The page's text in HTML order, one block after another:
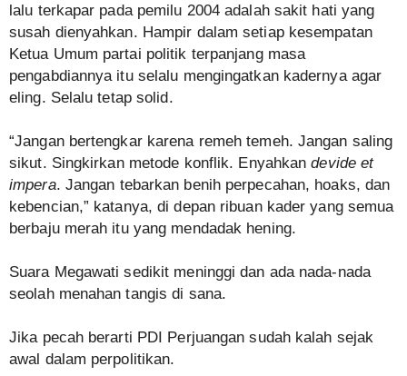
lalu terkapar pada pemilu 2004 adalah sakit hati yang
susah dienyahkan. Hampir dalam setiap kesempatan
Ketua Umum partai politik terpanjang masa
pengabdiannya itu selalu mengingatkan kadernya agar
eling. Selalu tetap solid.
“Jangan bertengkar karena remeh temeh. Jangan saling
sikut. Singkirkan metode konflik. Enyahkandevide et
impera. Jangan tebarkan benih perpecahan, hoaks, dan
kebencian,” katanya, di depan ribuan kader yang semua
berbaju merah itu yang mendadak hening.
Suara Megawati sedikit meninggi dan ada nada-nada
seolah menahan tangis di sana.
Jika pecah berarti PDI Perjuangan sudah kalah sejak
awal dalam perpolitikan.